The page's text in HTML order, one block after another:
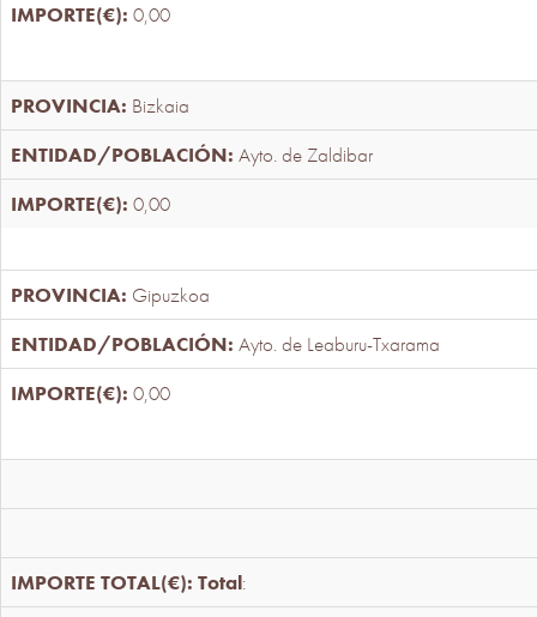
0,00
Bizkaia
Ayto. de Zaldibar
0,00
Gipuzkoa
Ayto. de Leaburu-Txarama
0,00
Total: